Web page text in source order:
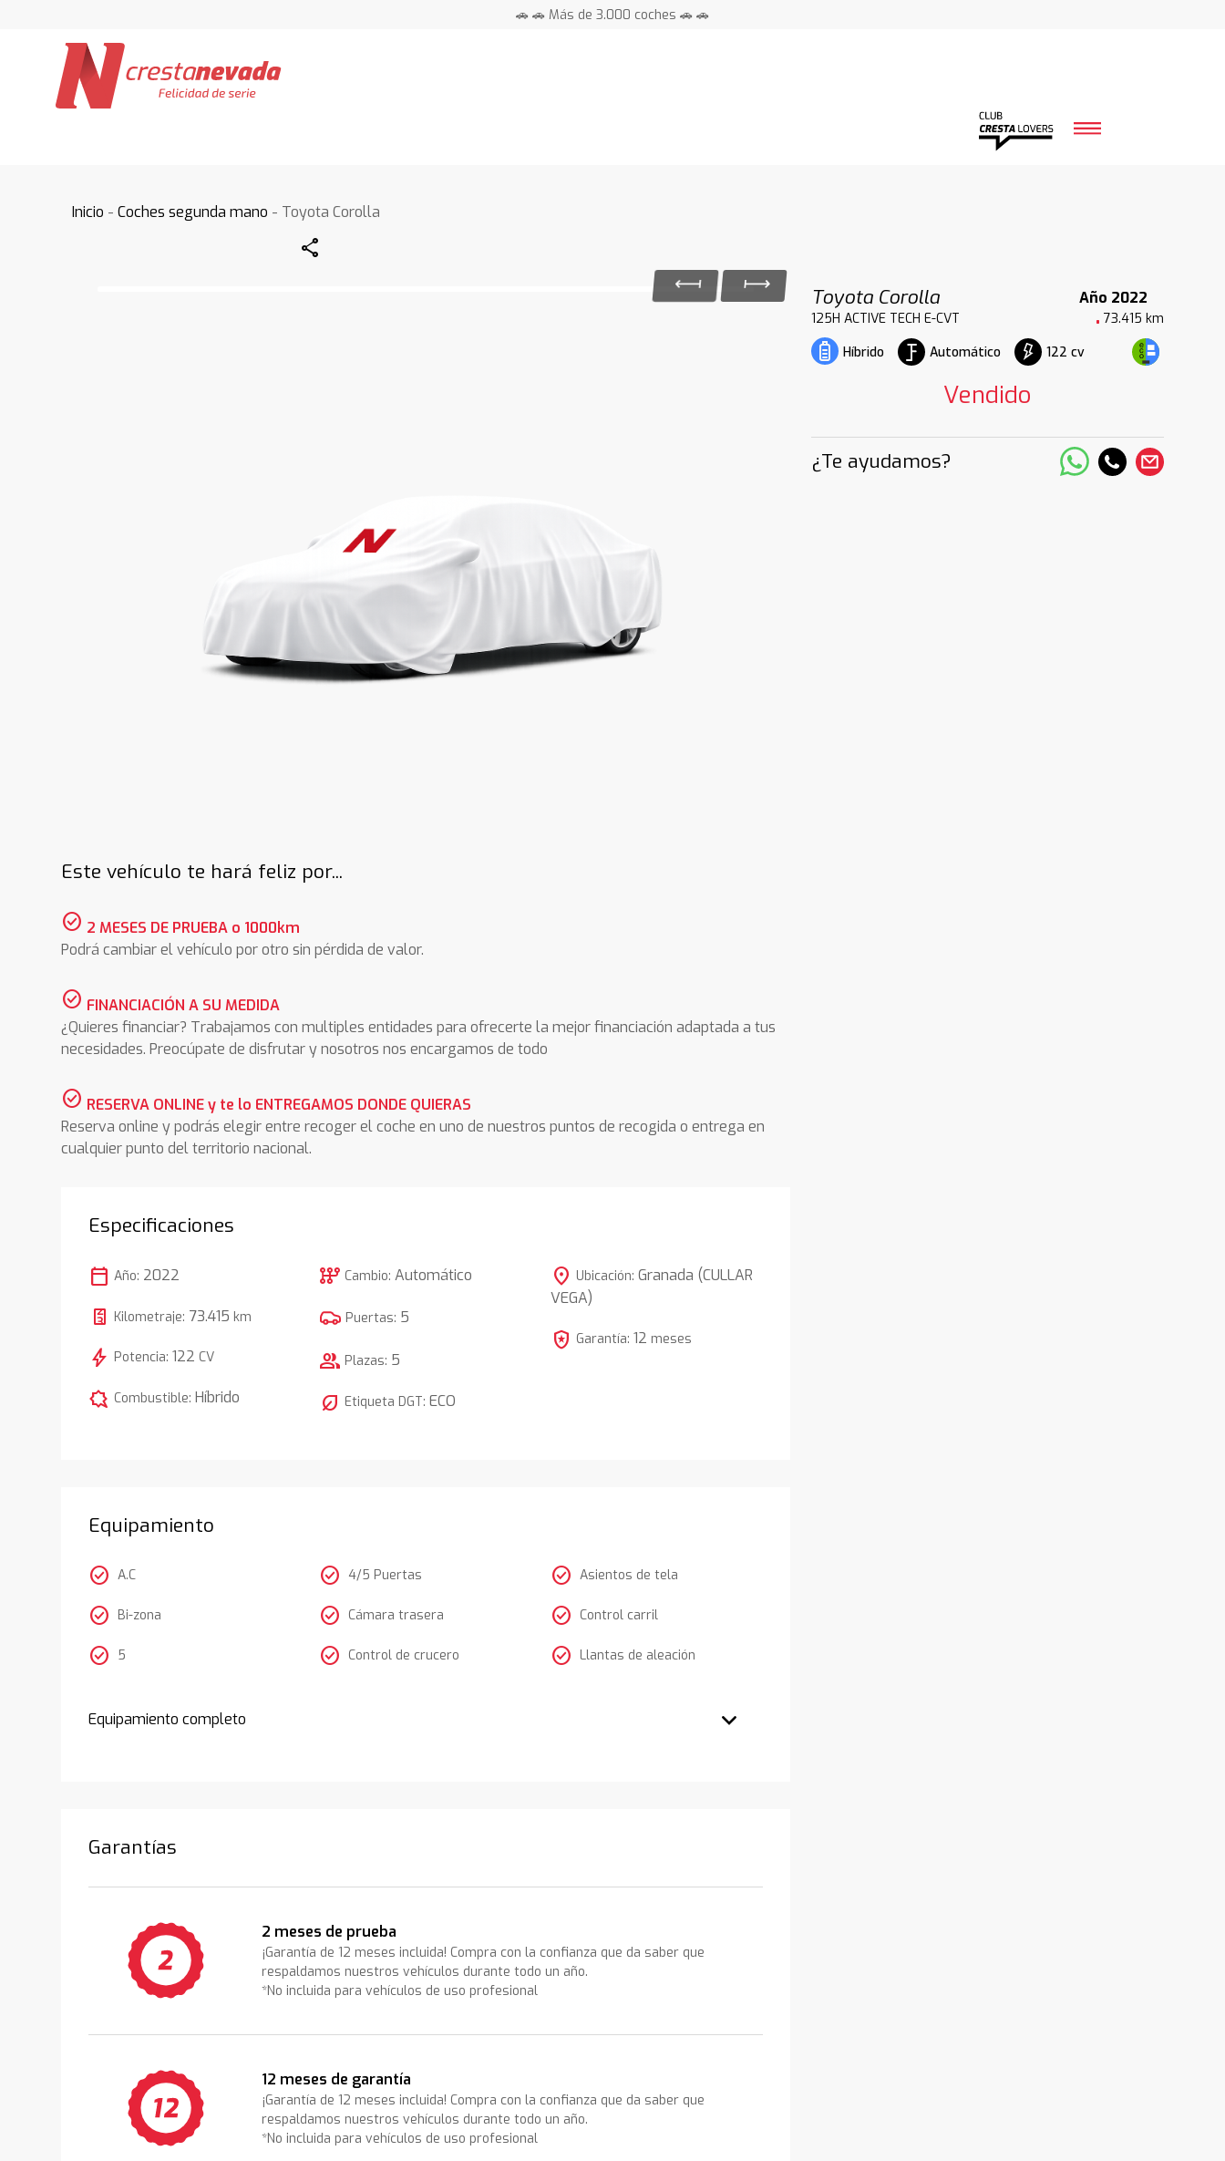
🚗 🚗 Más de 3.000 coches 🚗 🚗
Inicio -Coches segunda mano - Toyota Corolla
Share
Toyota Corolla
Año 2022
125H ACTIVE TECH E-CVT
73.415 km
Híbrido
Automático 122 cv
Vendido
¿Te ayudamos?
Este vehículo te hará feliz por...
check_circle 2 MESES DE PRUEBA o 1000km
Podrá cambiar el vehículo por otro sin pérdida de valor.
check_circle FINANCIACIÓN A SU MEDIDA
¿Quieres financiar? Trabajamos con multiples entidades para ofrecerte la mejor financiación adaptada a tus
necesidades. Preocúpate de disfrutar y nosotros nos encargamos de todo
check_circle RESERVA ONLINE y te lo ENTREGAMOS DONDE QUIERAS
Reserva online y podrás elegir entre recoger el coche en uno de nuestros puntos de recogida o entrega en
cualquier punto del territorio nacional.
Especificaciones
calendar_today Año: 2022
Kilometraje: 73.415 km
bolt Potencia:122 CV
comic_bubble Combustible:Híbrido
auto_transmission Cambio:Automático
Puertas: 5
group Plazas: 5
nest_eco_leaf Etiqueta DGT:ECO
location_on Ubicación: Granada (CULLAR
VEGA)
local_police Garantía: 12 meses
Equipamiento
check_circle A.C
check_circle Bi-zona
check_circle 5
check_circle 4/5 Puertas
check_circle Cámara trasera
check_circle Control de crucero
check_circle Asientos de tela
check_circle Control carril
check_circle Llantas de aleación
Equipamiento completo
Garantías
2 meses de prueba
¡Garantía de 12 meses incluida! Compra con la confianza que da saber que
respaldamos nuestros vehículos durante todo un año.
*No incluida para vehículos de uso profesional
12 meses de garantía
¡Garantía de 12 meses incluida! Compra con la confianza que da saber que
respaldamos nuestros vehículos durante todo un año.
*No incluida para vehículos de uso profesional